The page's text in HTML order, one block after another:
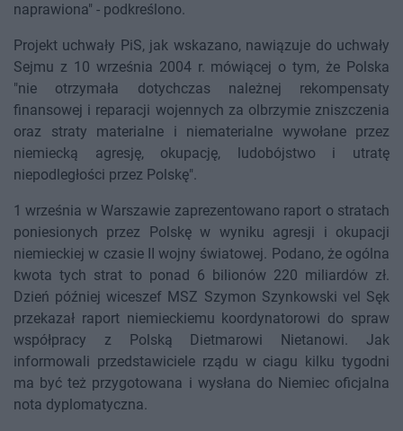
naprawiona" - podkreślono.
Projekt uchwały PiS, jak wskazano, nawiązuje do uchwały
Sejmu z 10 września 2004 r. mówiącej o tym, że Polska
"nie otrzymała dotychczas należnej rekompensaty
finansowej i reparacji wojennych za olbrzymie zniszczenia
oraz straty materialne i niematerialne wywołane przez
niemiecką agresję, okupację, ludobójstwo i utratę
niepodległości przez Polskę".
1 września w Warszawie zaprezentowano raport o stratach
poniesionych przez Polskę w wyniku agresji i okupacji
niemieckiej w czasie II wojny światowej. Podano, że ogólna
kwota tych strat to ponad 6 bilionów 220 miliardów zł.
Dzień później wiceszef MSZ Szymon Szynkowski vel Sęk
przekazał raport niemieckiemu koordynatorowi do spraw
współpracy z Polską Dietmarowi Nietanowi. Jak
informowali przedstawiciele rządu w ciagu kilku tygodni
ma być też przygotowana i wysłana do Niemiec oficjalna
nota dyplomatyczna.